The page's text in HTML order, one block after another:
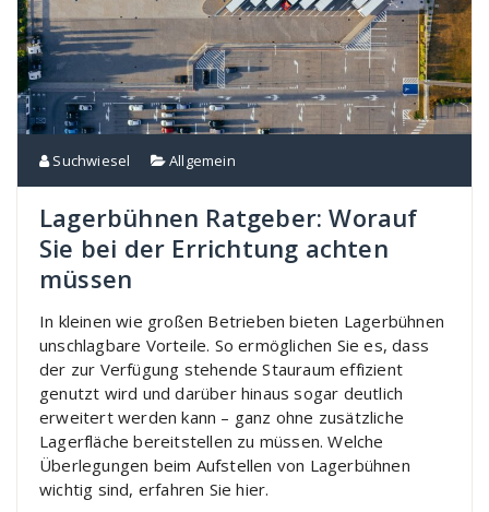
Suchwiesel Allgemein
Lagerbühnen Ratgeber: Worauf
Sie bei der Errichtung achten
müssen
In kleinen wie großen Betrieben bieten Lagerbühnen
unschlagbare Vorteile. So ermöglichen Sie es, dass
der zur Verfügung stehende Stauraum effizient
genutzt wird und darüber hinaus sogar deutlich
erweitert werden kann – ganz ohne zusätzliche
Lagerfläche bereitstellen zu müssen. Welche
Überlegungen beim Aufstellen von Lagerbühnen
wichtig sind, erfahren Sie hier.